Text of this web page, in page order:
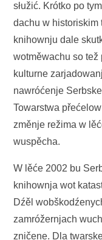
słužić. Krótko po
dachu w
knihownju dale
wotměwachu so tež
kulturne
nawróćenje
Towarstwa
změnje režima w
wuspěcha.
W lěće 2002 bu
knihownja wot
Dźěl
zamróžernjach
zničene. Dla